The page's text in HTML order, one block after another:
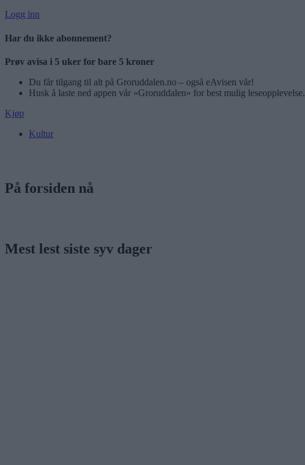
Logg inn
Har du ikke abonnement?
Prøv avisa i 5 uker for bare 5 kroner
Du får tilgang til alt på Groruddalen.no – også eAvisen vår!
Husk å laste ned appen vår «Groruddalen» for best mulig leseopplevelse.
Kjøp
Kultur
På forsiden nå
Mest lest siste syv dager